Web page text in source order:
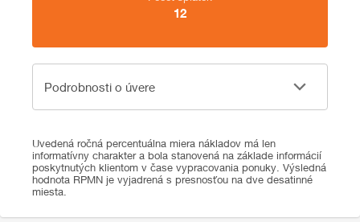
12
Podrobnosti o úvere
Podrobnosti o úvere
Uvedená ročná percentuálna miera nákladov má len
informatívny charakter a bola stanovená na základe informácií
poskytnutých klientom v čase vypracovania ponuky. Výsledná
hodnota RPMN je vyjadrená s presnosťou na dve desatinné
miesta.